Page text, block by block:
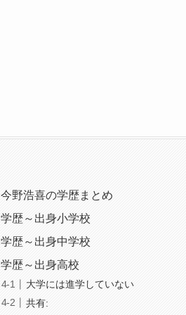
今野浩喜の学歴まとめ
学歴～出身小学校
学歴～出身中学校
学歴～出身高校
大学には進学していない
共有: